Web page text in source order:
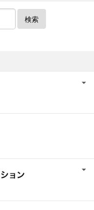
検索